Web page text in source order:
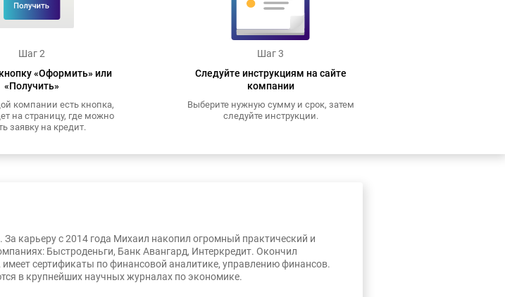
Шаг 2
«Оформить» или
«Получить»
компании есть кнопка,
на страницу, где можно
заявку на кредит.
Шаг 3
Следуйте инструкциям на сайте
компании
Выберите нужную сумму и срок, затем
следуйте инструкции.
карьеру с 2014 года Михаил накопил огромный практический и
Быстроденьги, Банк Авангард, Интеркредит. Окончил
имеет сертификаты по финансовой аналитике, управлению финансов.
в крупнейших научных журналах по экономике.